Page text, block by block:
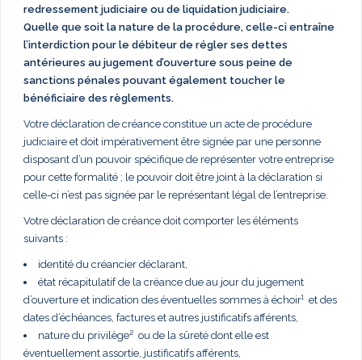
redressement judiciaire ou de liquidation judiciaire.
Quelle que soit la nature de la procédure, celle-ci entraîne
l’interdiction pour le débiteur de régler ses dettes
antérieures au jugement d’ouverture sous peine de
sanctions pénales pouvant également toucher le
bénéficiaire des règlements.
Votre déclaration de créance constitue un acte de procédure
judiciaire et doit impérativement être signée par une personne
disposant d’un pouvoir spécifique de représenter votre entreprise
pour cette formalité ; le pouvoir doit être joint à la déclaration si
celle-ci n’est pas signée par le représentant légal de l’entreprise.
Votre déclaration de créance doit comporter les éléments
suivants :
identité du créancier déclarant,
état récapitulatif de la créance due au jour du jugement
d’ouverture et indication des éventuelles sommes à échoir¹ et des
dates d’échéances, factures et autres justificatifs afférents,
nature du privilège² ou de la sûreté dont elle est
éventuellement assortie, justificatifs afférents,